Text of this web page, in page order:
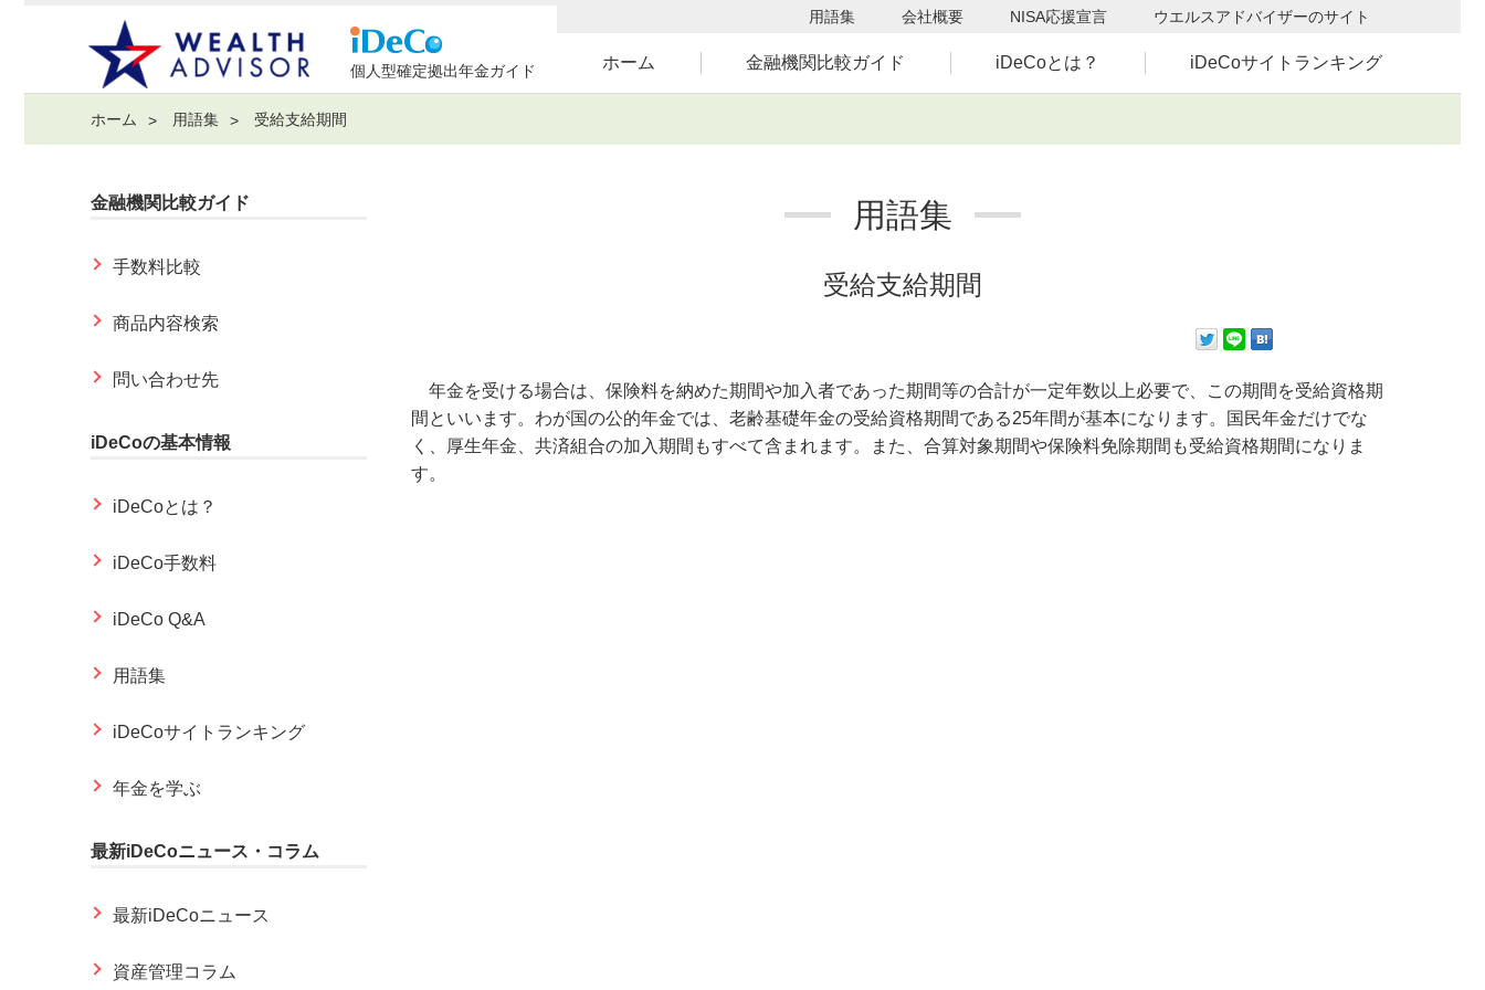
個人型確定拠出年金ガイド
用語集 会社概要 NISA応援宣言 ウエルスアドバイザーのサイト
ホーム 金融機関比較ガイド iDeCoとは？ iDeCoサイトランキング
ホーム 用語集 受給支給期間
用語集
受給支給期間
年金を受ける場合は、保険料を納めた期間や加入者であった期間等の合計が一定年数以上必要で、この期間を受給資格期
間といいます。わが国の公的年金では、老齢基礎年金の受給資格期間である25年間が基本になります。国民年金だけでな
く、厚生年金、共済組合の加入期間もすべて含まれます。また、合算対象期間や保険料免除期間も受給資格期間になりま
す。
金融機関比較ガイド
手数料比較
商品内容検索
問い合わせ先
iDeCoの基本情報
iDeCoとは？
iDeCo手数料
iDeCo Q&A
用語集
iDeCoサイトランキング
年金を学ぶ
最新iDeCoニュース・コラム
最新iDeCoニュース
資産管理コラム